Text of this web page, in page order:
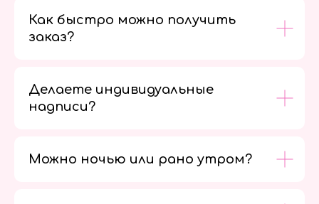
Как быстро можно получить
заказ?
Делаете индивидуальные
надписи?
Можно ночью или рано утром?